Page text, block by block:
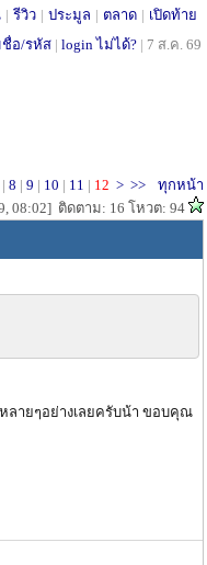
| รีวิว | ประมูล | ตลาด | เปิดท้าย
อ/รหัส | login ไม่ได้? | 7 ส.ค. 69
| 8 | 9 | 10 | 11 | 12 > >>
ทุกหน้า
08:02] ติดตาม: 16 โหวต: 94
ลายๆอย่างเลยครับน้า ขอบคุณ